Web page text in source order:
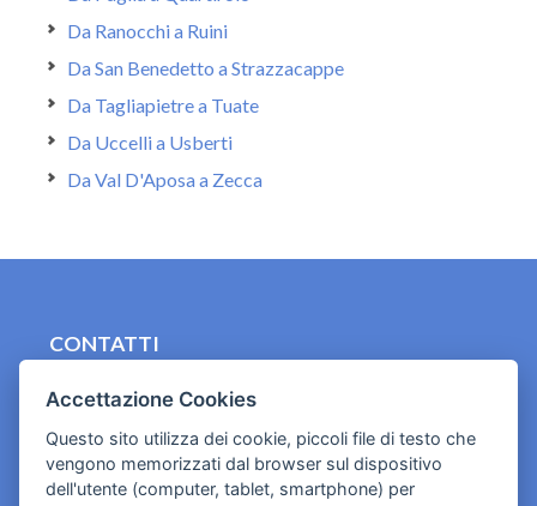
Da Ranocchi a Ruini
Da San Benedetto a Strazzacappe
Da Tagliapietre a Tuate
Da Uccelli a Usberti
Da Val D'Aposa a Zecca
CONTATTI
Cookies e informativa privacy
Accettazione Cookies
Questo sito utilizza dei cookie, piccoli file di testo che
vengono memorizzati dal browser sul dispositivo
dell'utente (computer, tablet, smartphone) per